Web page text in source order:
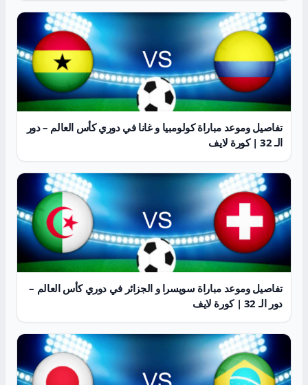
تفاصيل وموعد مباراة كولومبيا و غانا في دوري كأس العالم – دور
الـ 32 | كورة لايف
تفاصيل وموعد مباراة سويسرا و الجزائر في دوري كأس العالم –
دور الـ 32 | كورة لايف